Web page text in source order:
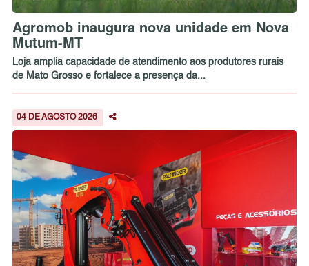
Agromob inaugura nova unidade em Nova
Mutum-MT
Loja amplia capacidade de atendimento aos produtores rurais
de Mato Grosso e fortalece a presença da...
04 DE AGOSTO 2026